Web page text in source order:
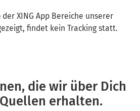
XING App Bereiche unserer
findet kein Tracking statt.
die wir über Dich
erhalten.